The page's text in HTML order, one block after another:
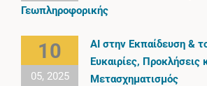
Γεωπληροφορικής
10
05, 2025
AI στην Εκπαίδευση &
Ευκαιρίες, Προκλήσεις
Μετασχηματισμός